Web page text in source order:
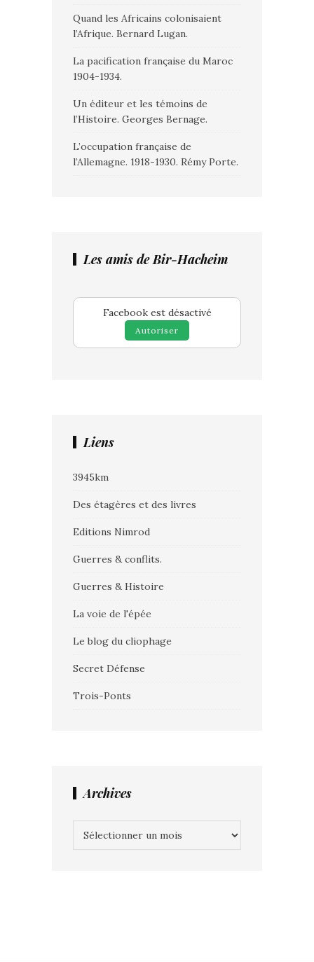
Quand les Africains colonisaient
l’Afrique. Bernard Lugan.
La pacification française du Maroc
1904-1934.
Un éditeur et les témoins de
l’Histoire. Georges Bernage.
L’occupation française de
l’Allemagne. 1918-1930. Rémy Porte.
Les amis de Bir-Hacheim
Facebook est désactivé
Autoriser
Liens
3945km
Des étagères et des livres
Editions Nimrod
Guerres & conflits.
Guerres & Histoire
La voie de l'épée
Le blog du cliophage
Secret Défense
Trois-Ponts
Archives